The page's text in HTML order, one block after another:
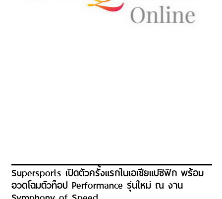
Supersports เปิดตัวครั้งแรกในเอเชียแปซิฟิก พร้อม
อวดโฉมตัวท็อป Performance รุ่นใหม่ ณ งาน